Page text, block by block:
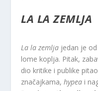
LA LA ZEMLJA
La la zemlja jedan je
lome koplja. Pitak,
dio kritike i publike
značajkama,hypea i